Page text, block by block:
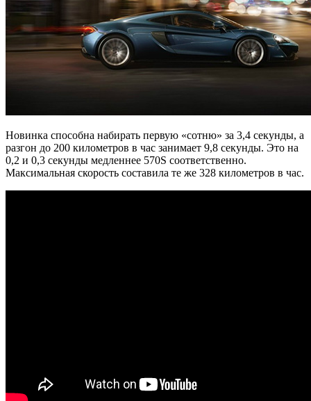
Новинка способна набирать первую «сотню» за 3,4 секунды, а
разгон до 200 километров в час занимает 9,8 секунды. Это на
0,2 и 0,3 секунды медленнее 570S соответственно.
Максимальная скорость составила те же 328 километров в час.